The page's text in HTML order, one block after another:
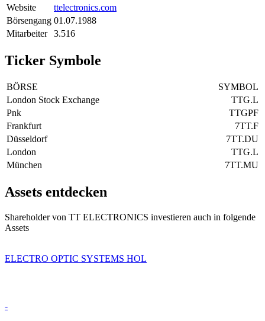
Website
ttelectronics.com
Börsengang 01.07.1988
Mitarbeiter
3.516
Ticker Symbole
BÖRSE
SYMBOL
London Stock Exchange
TTG.L
Pnk
TTGPF
Frankfurt
7TT.F
Düsseldorf
7TT.DU
London
TTG.L
München
7TT.MU
Assets entdecken
Shareholder von TT ELECTRONICS investieren auch in folgende
Assets
ELECTRO OPTIC SYSTEMS HOL
-